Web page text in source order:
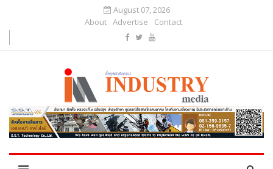
August 07, 2026
About Advertise Contact